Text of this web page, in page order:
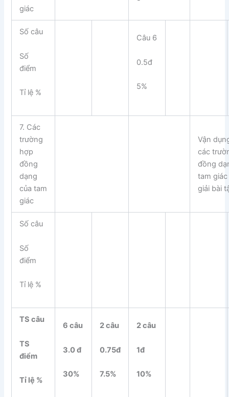
giác
Số câu
Số
điểm
Tỉ lệ %
Câu 6
0.5đ
5%
7. Các
trường
hợp
đồng
dạng
của tam
giác
Vận
các
đồng
tam
giải bài
Số câu
Số
điểm
Tỉ lệ %
TS câu
TS
điểm
Tỉ lệ %
6 câu
3.0 đ
30%
2 câu
0.75đ
7.5%
2 câu
1đ
10%